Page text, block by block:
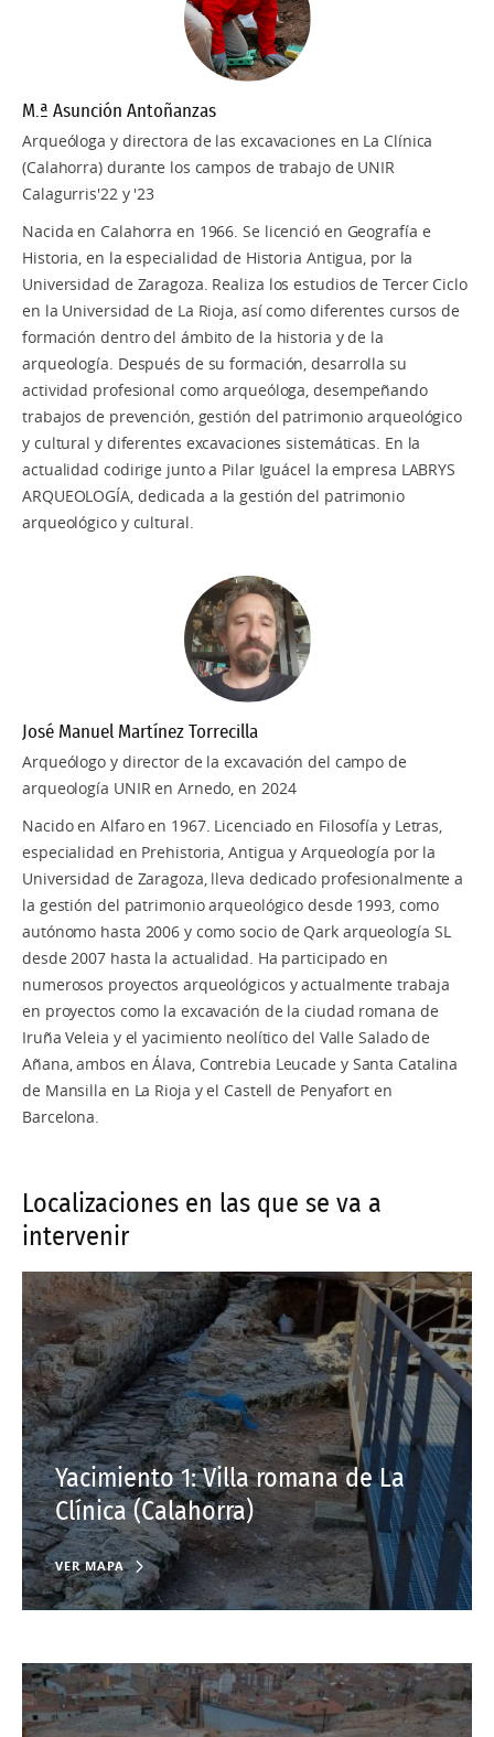
M.ª Asunción Antoñanzas
Arqueóloga y directora de las excavaciones en La Clínica
(Calahorra) durante los campos de trabajo de UNIR
Calagurris'22 y '23
Nacida en Calahorra en 1966. Se licenció en Geografía e
Historia, en la especialidad de Historia Antigua, por la
Universidad de Zaragoza. Realiza los estudios de Tercer Ciclo
en la Universidad de La Rioja, así como diferentes cursos de
formación dentro del ámbito de la historia y de la
arqueología. Después de su formación, desarrolla su
actividad profesional como arqueóloga, desempeñando
trabajos de prevención, gestión del patrimonio arqueológico
y cultural y diferentes excavaciones sistemáticas. En la
actualidad codirige junto a Pilar Iguácel la empresa LABRYS
ARQUEOLOGÍA, dedicada a la gestión del patrimonio
arqueológico y cultural.
José Manuel Martínez Torrecilla
Arqueólogo y director de la excavación del campo de
arqueología UNIR en Arnedo, en 2024
Nacido en Alfaro en 1967. Licenciado en Filosofía y Letras,
especialidad en Prehistoria, Antigua y Arqueología por la
Universidad de Zaragoza, lleva dedicado profesionalmente a
la gestión del patrimonio arqueológico desde 1993, como
autónomo hasta 2006 y como socio de Qark arqueología SL
desde 2007 hasta la actualidad. Ha participado en
numerosos proyectos arqueológicos y actualmente trabaja
en proyectos como la excavación de la ciudad romana de
Iruña Veleia y el yacimiento neolítico del Valle Salado de
Añana, ambos en Álava, Contrebia Leucade y Santa Catalina
de Mansilla en La Rioja y el Castell de Penyafort en
Barcelona.
Localizaciones en las que se va a
intervenir
Yacimiento 1: Villa romana de La
Clínica (Calahorra)
VER MAPA